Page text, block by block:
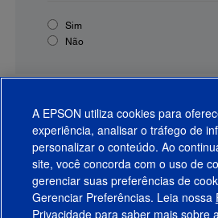
Sim
Não
Produtos
A EPSON utiliza cookies para
experiência, analisar o tráfego de
personalizar o conteúdo. Ao
site, você concorda com o uso de
gerenciar suas preferências de
Gerenciar Preferências. Leia nossa
Privacidade para saber mais sobre